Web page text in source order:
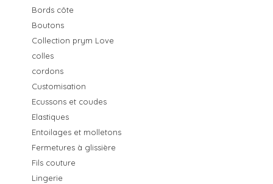
Bords côte
Boutons
Collection prym Love
colles
cordons
Customisation
Ecussons et coudes
Elastiques
Entoilages et molletons
Fermetures à glissière
Fils couture
Lingerie